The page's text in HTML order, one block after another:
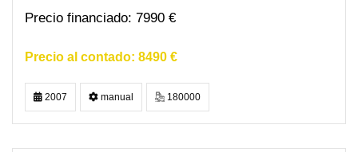
7990 €
8490 €
2007 manual 180000